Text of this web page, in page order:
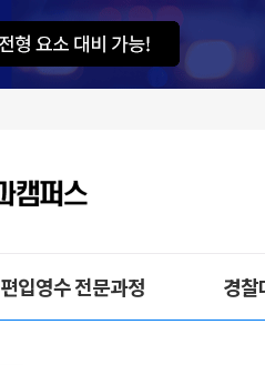
편입영수 전문과정 경찰